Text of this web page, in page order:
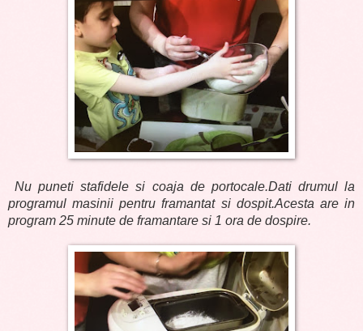
Nu puneti stafidele si coaja de portocale.Dati drumul la
programul masinii pentru framantat si dospit.Acesta are in
program 25 minute de framantare si 1 ora de dospire.